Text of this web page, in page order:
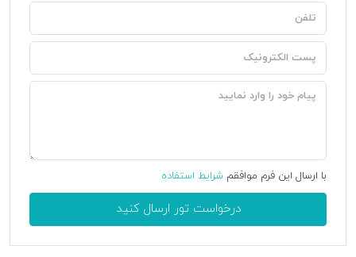
با ارسال این فرم موافقم شرایط استفاده
درخواست تور ارسال کنید